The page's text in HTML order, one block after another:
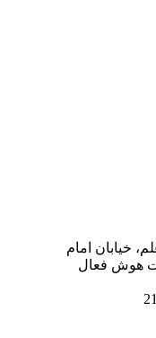
خیابان امام